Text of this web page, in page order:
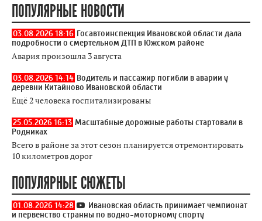
ПОПУЛЯРНЫЕ НОВОСТИ
03.08.2026 18:16 Госавтоинспекция Ивановской области дала
подробности о смертельном ДТП в Южском районе
Авария произошла 3 августа
03.08.2026 14:14 Водитель и пассажир погибли в аварии у
деревни Китайново Ивановской области
Ещё 2 человека госпитализированы
25.05.2026 16:13 Масштабные дорожные работы стартовали в
Родниках
Всего в районе за этот сезон планируется отремонтировать
10 километров дорог
ПОПУЛЯРНЫЕ СЮЖЕТЫ
01.08.2026 14:28
Ивановская область принимает чемпионат
и первенство странны по водно-моторному спорту